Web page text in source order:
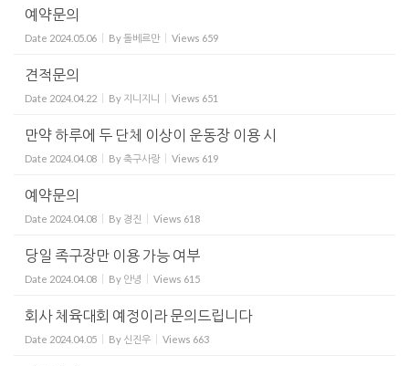
예약문의
Date 2024.05.06 By돌베르만 Views 659
견적문의
Date 2024.04.22 By 지니지니 Views 651
만약 하루에 두 단체 이상이 운동장 이용 시
Date 2024.04.08 By축구사랑 Views 619
예약문의
Date 2024.04.08 By 경진 Views 618
당일 족구장만 이용 가능 여부
Date 2024.04.08 By 안녕 Views 615
회사 체육대회 예정이라 문의드립니다
Date 2024.04.05 By 신진우 Views 663